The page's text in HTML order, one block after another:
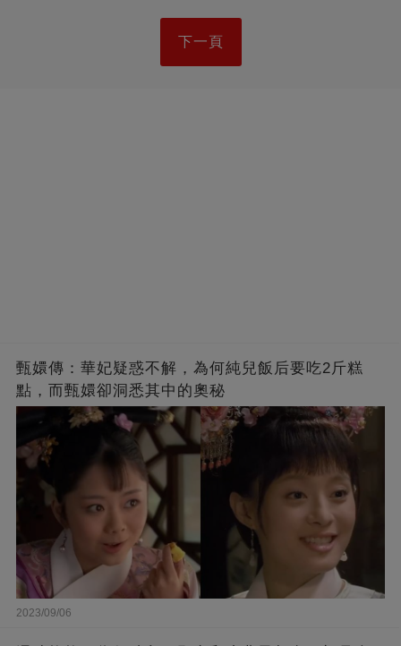
下一頁
甄嬛傳：華妃疑惑不解，為何純兒飯后要吃2斤糕
點，而甄嬛卻洞悉其中的奧秘
2023/09/06